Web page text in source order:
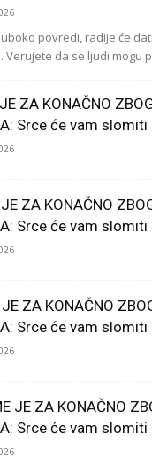
povredi, radije će
Verujete da se ljudi mogu
ZA KONAČNO
Srce će vam slomiti
ZA KONAČNO
Srce će vam slomiti
ZA KONAČNO
Srce će vam slomiti
JE ZA KONAČNO
Srce će vam slomiti